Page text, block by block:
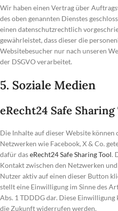
Wir haben einen Vertrag über
des oben genannten Dienstes
einen datenschutzrechtlich
gewährleistet, dass dieser die
Websitebesucher nur nach unseren
der DSGVO verarbeitet.
5. Soziale Medien
eRecht24 Safe Sharing
Die Inhalte auf dieser Website
Netzwerken wie Facebook, X & Co.
dafür daseRecht24 Safe Sharing Tool.
Kontakt zwischen den Netzwerken
Nutzer aktiv auf einen dieser Button
stellt eine Einwilligung im Sinne des
Abs. 1 TDDDG dar. Diese
die Zukunft widerrufen werden.